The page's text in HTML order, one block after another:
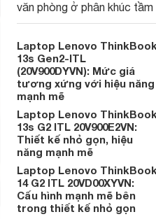
văn phòng ở phân khúc tầm
chiếc Lenovo Thinkbook
Laptop Lenovo ThinkBook
13s Gen2-ITL
(20V900DYVN): Mức giá
tương xứng với hiệu năng
mạnh mẽ
Laptop Lenovo ThinkBook
13s G2 ITL 20V900E2VN:
Thiết kế nhỏ gọn, hiệu
năng mạnh mẽ
Laptop Lenovo ThinkBook
14 G2 ITL 20VD00XYVN:
Cấu hình mạnh mẽ bên
trong thiết kế nhỏ gọn